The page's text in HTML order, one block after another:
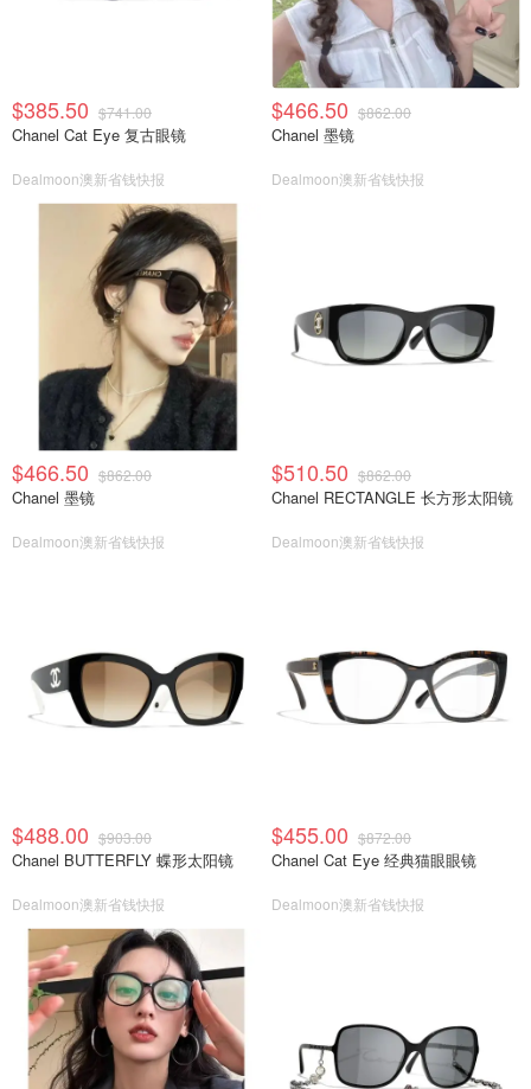
$385.50 $741.00
Chanel Cat Eye 复古眼镜
Dealmoon澳新省钱快报
$466.50 $862.00
Chanel 墨镜
Dealmoon澳新省钱快报
$466.50 $862.00
Chanel 墨镜
Dealmoon澳新省钱快报
$510.50 $862.00
Chanel RECTANGLE 长方形太阳镜
Dealmoon澳新省钱快报
$488.00 $903.00
Chanel BUTTERFLY 蝶形太阳镜
Dealmoon澳新省钱快报
$455.00 $872.00
Chanel Cat Eye 经典猫眼眼镜
Dealmoon澳新省钱快报